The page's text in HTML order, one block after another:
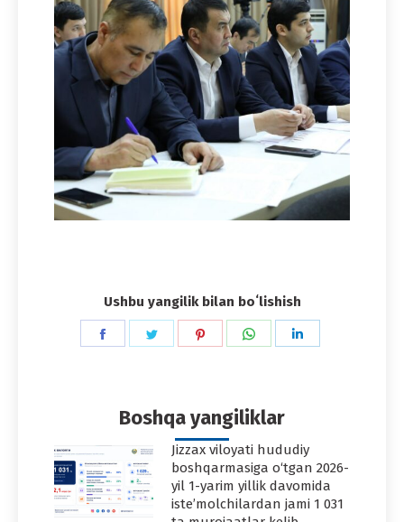
Ushbu yangilik bilan boʻlishish
Share
Share
Share
Share
Boshqa yangiliklar
Jizzax viloyati hududiy
boshqarmasiga o‘tgan 2026-
yil 1-yarim yillik davomida
iste’molchilardan jami 1 031